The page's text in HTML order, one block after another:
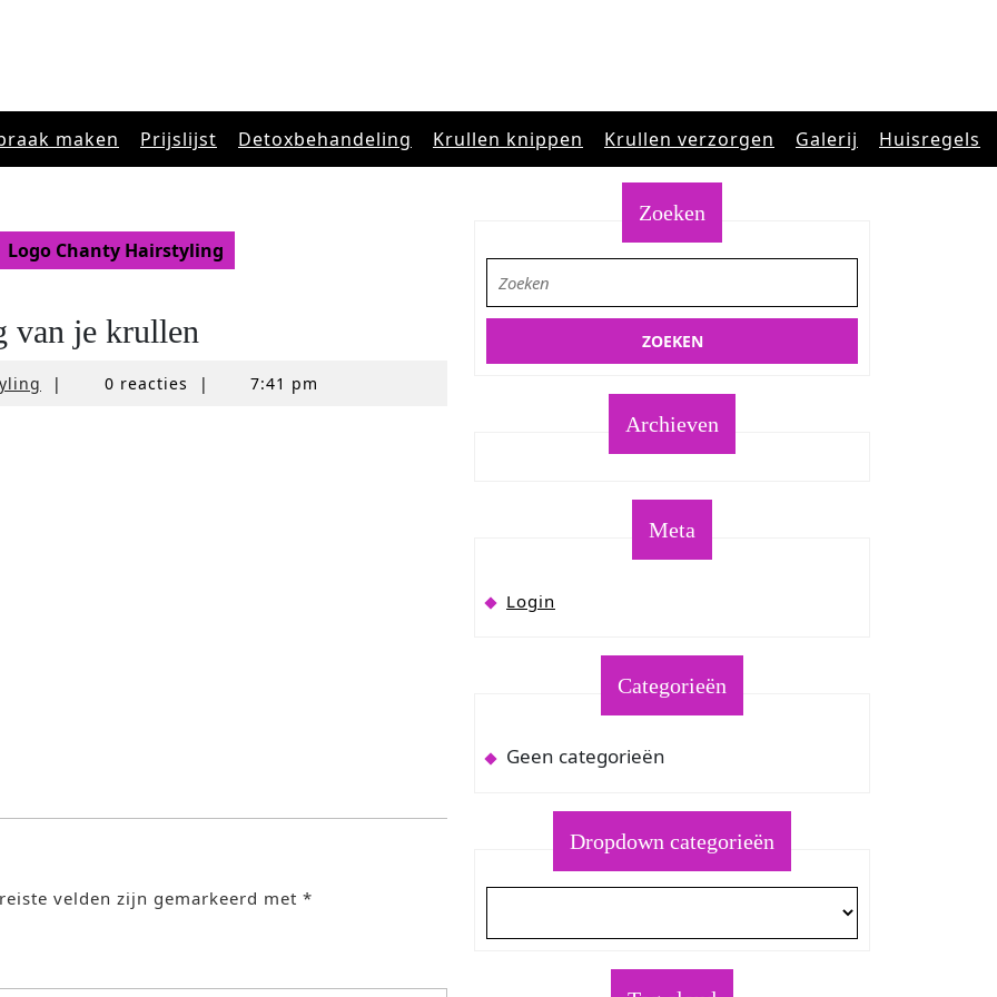
maken Prijslijst Detoxbehandeling Krullen knippen Krullen verzorgen Galerij Huisregels
Logo Chanty Hairstyling
van je krullen
ChantyHairstyling
| 0 reacties | 7:41 pm
velden zijn gemarkeerd met *
Zoeken
naar:
Archieven
Meta
Login
Categorieën
Geen categorieën
Dropdown categorieën